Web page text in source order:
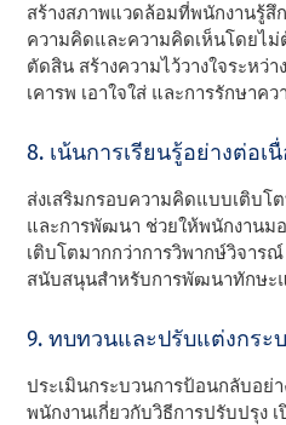
สร้างสภาพแวดล้อมที่พนักงานรู้
ความคิดและความคิดเห็นโดยไม่
ตัดสิน สร้างความไว้วางใจระหว่
เคารพ เอาใจใส่ และการรักษาคว
8. เน้นการเรียนรู้อย่างต่อเนื่
ส่งเสริมกรอบความคิดแบบเติบโ
และการพัฒนา ช่วยให้พนักงานม
เติบโตมากกว่าการวิพากษ์วิจาร
สนับสนุนสําหรับการพัฒนาทักษะ
9. ทบทวนและปรับแต่งกระ
ประเมินกระบวนการป้อนกลับอย่
พนักงานเกี่ยวกับวิธีการปรับปรุง